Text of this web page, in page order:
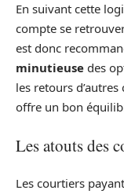
En suivant cette
compte se
est donc
minutieuse des
les retours
offre un bon
Les atouts des
Les courtiers